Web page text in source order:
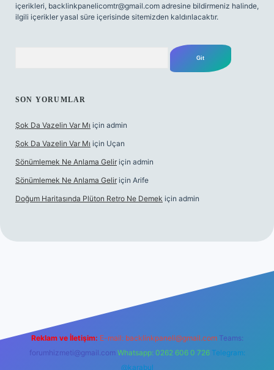
içerikleri, backlinkpanelicomtr@gmail.com adresine bildirmeniz halinde,
ilgili içerikler yasal süre içerisinde sitemizden kaldırılacaktır.
SON YORUMLAR
Şok Da Vazelin Var Mı için admin
Şok Da Vazelin Var Mı için Uçan
Sönümlemek Ne Anlama Gelir için admin
Sönümlemek Ne Anlama Gelir için Arife
Doğum Haritasında Plüton Retro Ne Demek için admin
Reklam ve İletişim: E-mail: backlinkpaneli@gmail.com Teams:
forumhizmeti@gmail.com Whatsapp: 0262 606 0 726 Telegram:
@karabul